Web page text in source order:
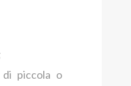
piccola o